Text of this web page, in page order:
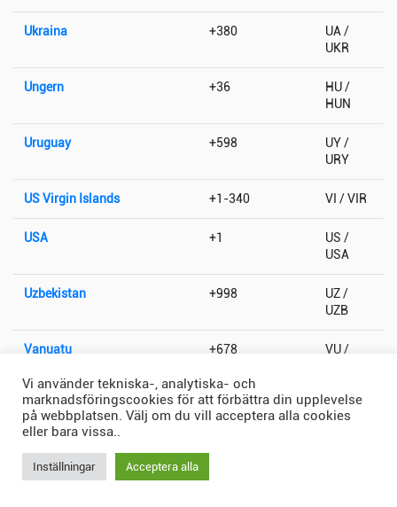
Ukraina +380
UA /
UKR
Ungern +36
HU /
HUN
Uruguay +598
UY /
URY
US Virgin Islands +1-340 VI / VIR
USA +1
US /
USA
Uzbekistan +998
UZ /
UZB
Vanuatu +678
VU /
Vatikanstaten +379 VA / VAT
Vi använder tekniska-, analytiska- och
marknadsföringscookies för att förbättra din upplevelse
på webbplatsen. Välj om du vill acceptera alla cookies
eller bara vissa..
Inställningar Acceptera alla